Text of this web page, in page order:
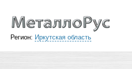
Регион: Иркутская область